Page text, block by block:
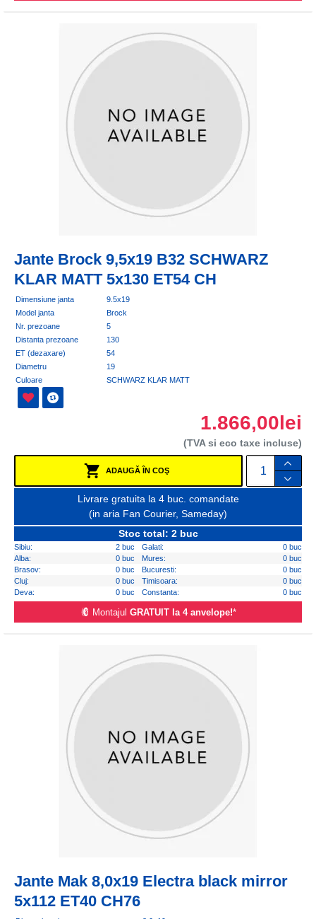
Jante Brock 9,5x19 B32 SCHWARZ
KLAR MATT 5x130 ET54 CH
Dimensiune janta
9.5x19
Model janta
Brock
Nr. prezoane
5
Distanta prezoane
130
ET (dezaxare)
54
Diametru
19
Culoare
SCHWARZ KLAR MATT
1.866,00lei
(TVA si eco taxe incluse)
ADAUGĂ ÎN COŞ
Livrare gratuita la 4 buc. comandate
(in aria Fan Courier, Sameday)
Stoc total: 2 buc
Sibiu: 2 buc Galati:
0 buc
Alba:
0 buc Mures:
0 buc
Brasov:
0 buc Bucuresti:
0 buc
Cluj:
0 buc Timisoara:
0 buc
Deva:
0 buc Constanta: 0 buc
Montajul GRATUIT la 4 anvelope!*
Jante Mak 8,0x19 Electra black mirror
5x112 ET40 CH76